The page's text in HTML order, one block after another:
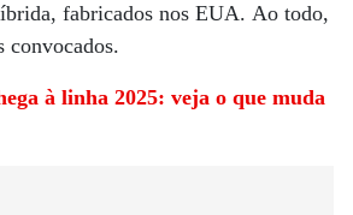
fabricados nos EUA. Ao todo,
convocados.
à linha 2025: veja o que muda